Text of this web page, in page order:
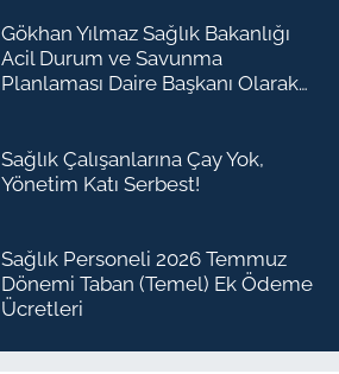
Gökhan Yılmaz Sağlık Bakanlığı
Acil Durum ve Savunma
Planlaması Daire Başkanı Olarak
Sağlık Çalışanlarına Çay Yok,
Yönetim Katı Serbest!
Sağlık Personeli 2026 Temmuz
Dönemi Taban (Temel) Ek Ödeme
Ücretleri